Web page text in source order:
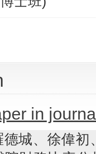
in
城、徐偉